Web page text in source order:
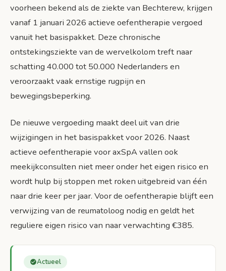
voorheen bekend als de ziekte van Bechterew, krijgen
vanaf 1 januari 2026 actieve oefentherapie vergoed
vanuit het basispakket. Deze chronische
ontstekingsziekte van de wervelkolom treft naar
schatting 40.000 tot 50.000 Nederlanders en
veroorzaakt vaak ernstige rugpijn en
bewegingsbeperking.
De nieuwe vergoeding maakt deel uit van drie
wijzigingen in het basispakket voor 2026. Naast
actieve oefentherapie voor axSpA vallen ook
meekijkconsulten niet meer onder het eigen risico en
wordt hulp bij stoppen met roken uitgebreid van één
naar drie keer per jaar. Voor de oefentherapie blijft een
verwijzing van de reumatoloog nodig en geldt het
reguliere eigen risico van naar verwachting €385.
Actueel